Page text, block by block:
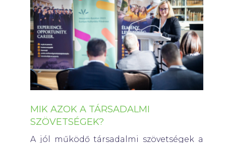
MIK AZOK A TÁRSADALMI
SZÖVETSÉGEK?
A jól működő társadalmi szövetségek a